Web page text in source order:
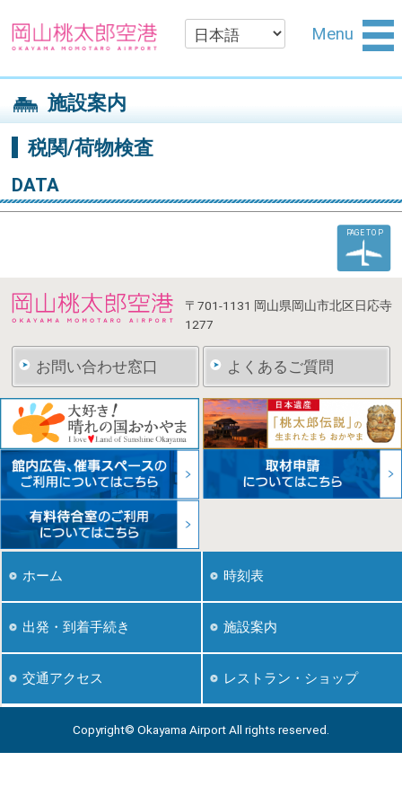
Menu
施設案内
税関/荷物検査
DATA
PAGE TOP
〒701-1131 岡山県岡山市北区日応寺
1277
お問い合わせ窓口 よくあるご質問
ホーム 時刻表
出発・到着手続き 施設案内
レストラン・ショップ
交通アクセス
Copyright© Okayama Airport All rights reserved.